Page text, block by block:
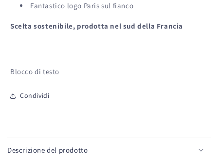
Fantastico logo Paris sul fianco
Scelta sostenibile, prodotta nel sud della Francia
Blocco di testo
Condividi
Descrizione del prodotto